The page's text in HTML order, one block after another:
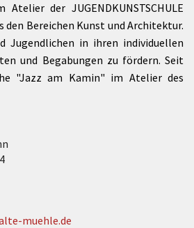
der JUGENDKUNSTSCHULE
den Bereichen Kunst und Architektur.
Jugendlichen in ihren individuellen
und Begabungen zu fördern. Seit
"Jazz am Kamin" im Atelier des
muehle.de